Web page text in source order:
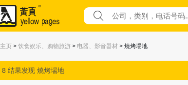
主页 > 饮食娱乐、购物旅游 > 电器、影音器材 > 燒烤場地
8 结果发现 燒烤場地